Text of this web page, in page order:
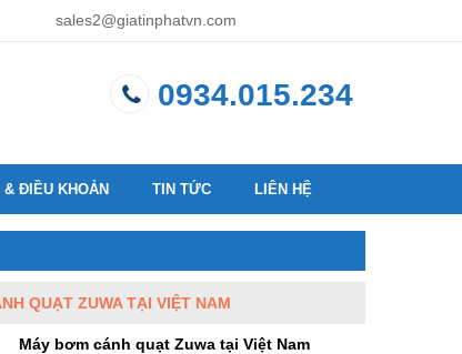
sales2@giatinphatvn.com
0934.015.234
& ĐIỀU KHOẢN TIN TỨC LIÊN HỆ
QUẠT ZUWA TẠI VIỆT NAM
Máy bơm cánh quạt Zuwa tại Việt Nam